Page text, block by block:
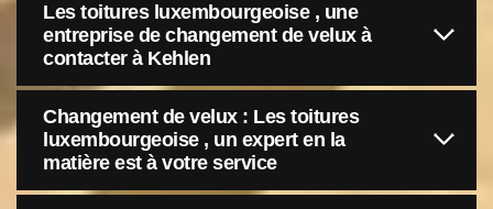
Les toitures luxembourgeoise , une
entreprise de changement de velux à
contacter à Kehlen
Changement de velux : Les toitures
luxembourgeoise , un expert en la
matière est à votre service